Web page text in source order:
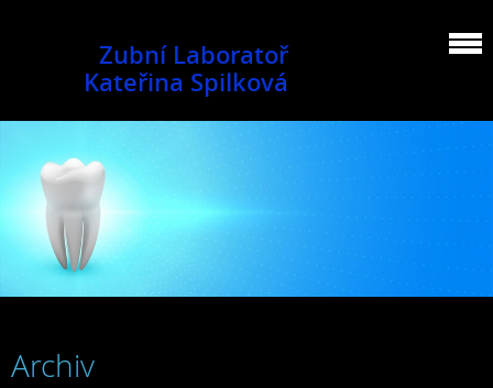
Zubní Laboratoř
Kateřina Spilková
Archiv